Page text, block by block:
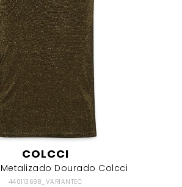
COLCCI
Dourado Colcci
440113698_VARIANTEC